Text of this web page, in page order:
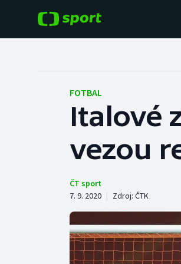
Hokej
Tenis
Cyklistika
FOTBAL
Italové
vezou
ČT sport
7. 9. 2020 | Zdroj: ČTK